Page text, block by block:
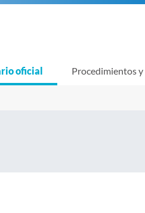
oficial Procedimientos